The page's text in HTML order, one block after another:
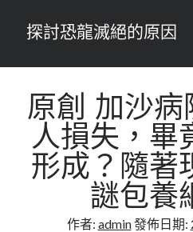
探討恐龍滅絕的原因
原創 加沙病
人損失，畢
形成？隨著
謎包養
作者: admin發佈日期: